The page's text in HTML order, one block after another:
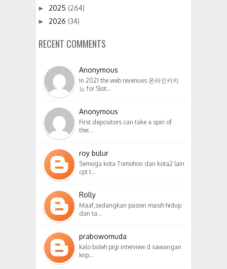
► 2025 (264)
► 2026 (34)
RECENT COMMENTS
Anonymous
In 2021 the web revenues 온라인카지
노 for Slot…
Anonymous
First depositors can take a spin of
thei…
roy bulur
Semoga kota Tomohon dan kota2 lain
cpt t…
Rolly
Maaf,sedangkan pasien masih hidup
dan ta…
prabowomuda
kalo boleh pigi interview d sawangan
knp…